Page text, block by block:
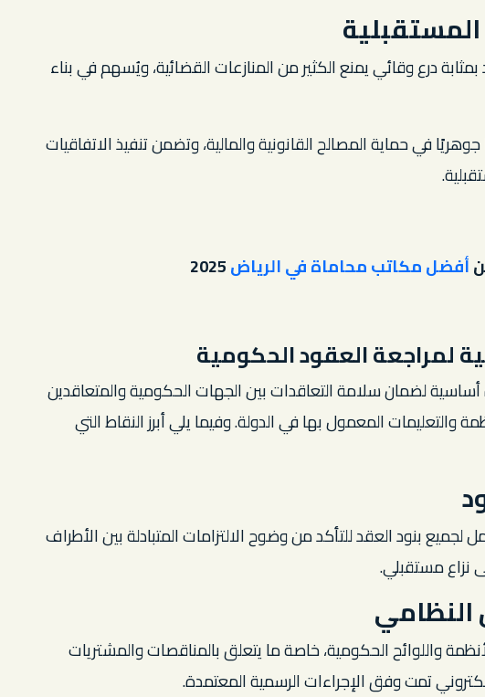
المستقبلية
درع وقائي يمنع الكثير من المنازعات القضائية، ويُسهم في بناء
في حماية المصالح القانونية والمالية، وتضمن تنفيذ الاتفاقيات
أفضل مكاتب محاماة في الرياض
لمراجعة العقود الحكومية
لضمان سلامة التعاقدات بين الجهات الحكومية والمتعاقدين
والتعليمات المعمول بها في الدولة. وفيما يلي أبرز النقاط التي
بنود العقد للتأكد من وضوح الالتزامات المتبادلة بين الأطراف
مستقبلي.
النظامي
واللوائح الحكومية، خاصة ما يتعلق بالمناقصات والمشتريات
تمت وفق الإجراءات الرسمية المعتمدة.